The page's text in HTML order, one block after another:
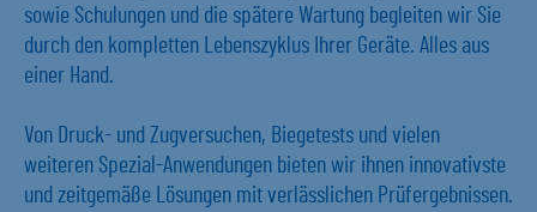
sowie Schulungen und die spätere Wartung begleiten wir Sie
durch den kompletten Lebenszyklus Ihrer Geräte. Alles aus
einer Hand.
Von Druck- und Zugversuchen, Biegetests und vielen
weiteren Spezial-Anwendungen bieten wir ihnen innovativste
und zeitgemäße Lösungen mit verlässlichen Prüfergebnissen.